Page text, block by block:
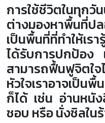
การใช้ชีวิตในทุก
ต่างมองหาพื้นที่ป
เป็นพื้นที่ที่ทำให้เ
ได้รับการปกป้อง
สามารถฟื้นฟูจิต
หัวใจเราอาจเป็น
ก็ได้ เช่น อ่านหนั
ชอบ หรือ นั่งชิลใน